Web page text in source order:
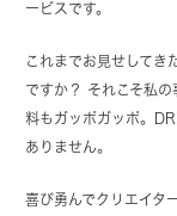
ービスです。
これまでお見せしてき
ですか？ それこそ私
料もガッポガッポ。
ありません。
喜び勇んでクリエイタ